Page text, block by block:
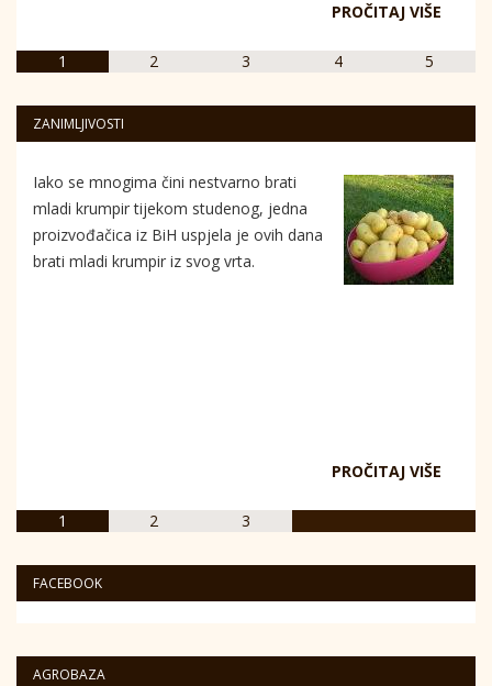
PROČITAJ VIŠE
1 2 3 4 5
ZANIMLJIVOSTI
Iako se mnogima čini nestvarno brati
mladi krumpir tijekom studenog, jedna
proizvođačica iz BiH uspjela je ovih dana
brati mladi krumpir iz svog vrta.
PROČITAJ VIŠE
1 2 3
FACEBOOK
AGROBAZA